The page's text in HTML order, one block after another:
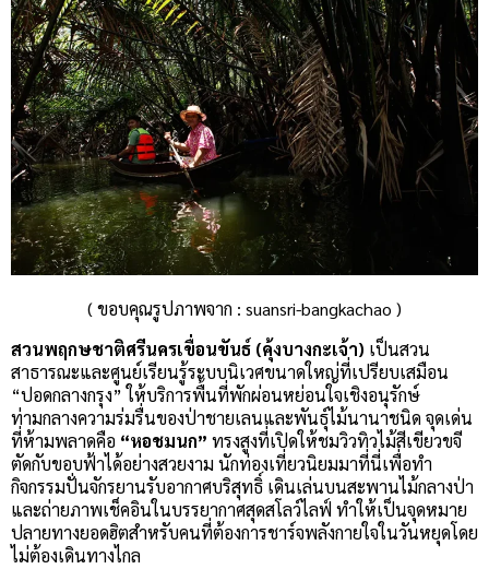
( ขอบคุณรูปภาพจาก : suansri-bangkachao )
สวนพฤกษชาติศรีนครเขื่อนขันธ์ (คุ้งบางกะเจ้า) เป็นสวน
สาธารณะและศูนย์เรียนรู้ระบบนิเวศขนาดใหญ่ที่เปรียบเสมือน
“ปอดกลางกรุง” ให้บริการพื้นที่พักผ่อนหย่อนใจเชิงอนุรักษ์
ท่ามกลางความร่มรื่นของป่าชายเลนและพันธุ์ไม้นานาชนิด จุดเด่น
ที่ห้ามพลาดคือ “หอชมนก” ทรงสูงที่เปิดให้ชมวิวทิวไม้สีเขียวขจี
ตัดกับขอบฟ้าได้อย่างสวยงาม นักท่องเที่ยวนิยมมาที่นี่เพื่อทำ
กิจกรรมปั่นจักรยานรับอากาศบริสุทธิ์ เดินเล่นบนสะพานไม้กลางป่า
และถ่ายภาพเช็คอินในบรรยากาศสุดสโลว์ไลฟ์ ทำให้เป็นจุดหมาย
ปลายทางยอดฮิตสำหรับคนที่ต้องการชาร์จพลังกายใจในวันหยุดโดย
ไม่ต้องเดินทางไกล